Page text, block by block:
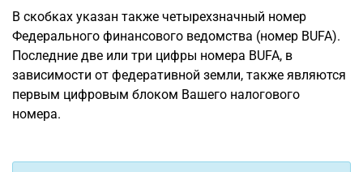
В скобках указан также четырехзначный номер
Федерального финансового ведомства (номер BUFA).
Последние две или три цифры номера BUFA, в
зависимости от федеративной земли, также являются
первым цифровым блоком Вашего налогового
номера.